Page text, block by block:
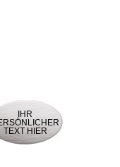
IHR
TEXT HIER